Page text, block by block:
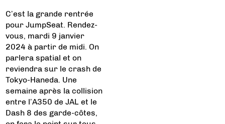
C’est la grande rentrée
pour JumpSeat. Rendez-
vous, mardi 9 janvier
2024 à partir de midi. On
parlera spatial et on
reviendra sur le crash de
Tokyo-Haneda. Une
semaine après la collision
entre l’A350 de JAL et le
Dash 8 des garde-côtes,